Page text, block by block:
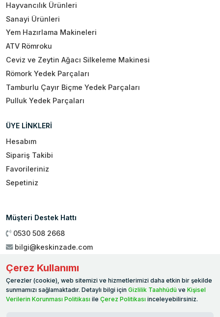
Hayvancılık Ürünleri
Sanayi Ürünleri
Yem Hazırlama Makineleri
ATV Römroku
Ceviz ve Zeytin Ağacı Silkeleme Makinesi
Römork Yedek Parçaları
Tamburlu Çayır Biçme Yedek Parçaları
Pulluk Yedek Parçaları
ÜYE LİNKLERİ
Hesabım
Sipariş Takibi
Favorileriniz
Sepetiniz
Müşteri Destek Hattı
0530 508 2668
bilgi@keskinzade.com
Genel Merkez: Yükseliş Mah. 1461. Sokak No:2/1 19 Mayıs
Ballıca / SAMSUN
Çerez Kullanımı
Çerezler (cookie), web sitemizi ve hizmetlerimizi daha etkin bir şekilde
sunmamızı sağlamaktadır. Detaylı bilgi için Gizlilik Taahhüdü ve Kişisel
Verilerin Korunması Politikası ile Çerez Politikası inceleyebilirsiniz.